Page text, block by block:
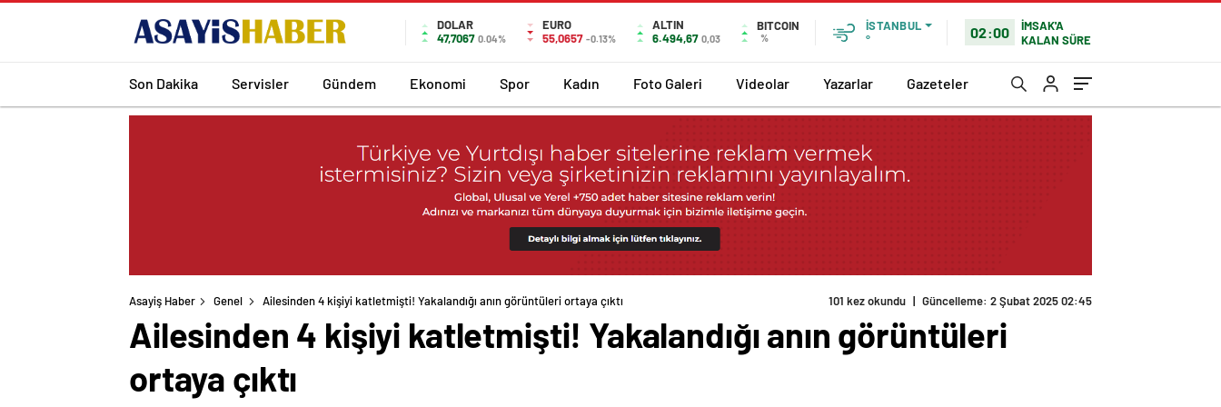
DOLAR
47,7067 0.04%
EURO
55,0657 -0.13%
ALTIN
6.494,67 0,03
BITCOIN
%
İSTANBUL
°
02:00
İMSAK'A
KALAN SÜRE
Son Dakika Servisler Gündem Ekonomi Spor Kadın Foto Galeri Videolar Yazarlar Gazeteler
Asayiş Haber Genel Ailesinden 4 kişiyi katletmişti! Yakalandığı anın görüntüleri ortaya çıktı 101 kez okundu | Güncelleme: 2 Şubat 2025 02:45
Ailesinden 4 kişiyi katletmişti! Yakalandığı anın görüntüleri
ortaya çıktı